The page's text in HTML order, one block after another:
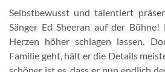
Selbstbewusst und talentiert
Sänger Ed Sheeran auf der
Herzen höher schlagen lassen.
Familie geht, hält er die Details
schöner ist es, dass er nun endlich